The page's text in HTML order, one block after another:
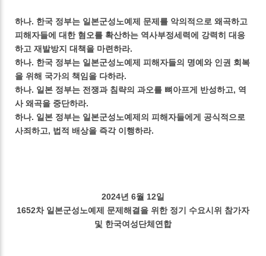
하나. 한국 정부는 일본군성노예제 문제를 악의적으로 왜곡하고
피해자들에 대한 혐오를 확산하는 역사부정세력에 강력히 대응
하고 재발방지 대책을 마련하라.
하나. 한국 정부는 일본군성노예제 피해자들의 명예와 인권 회복
을 위해 국가의 책임을 다하라.
하나. 일본 정부는 전쟁과 침략의 과오를 뼈아프게 반성하고, 역
사 왜곡을 중단하라.
하나. 일본 정부는 일본군성노예제의 피해자들에게 공식적으로
사죄하고, 법적 배상을 즉각 이행하라.
2024년 6월 12일
1652차 일본군성노예제 문제해결을 위한 정기 수요시위 참가자
및 한국여성단체연합